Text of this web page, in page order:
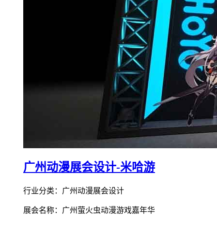
广州动漫展会设计-米哈游
行业分类：广州动漫展会设计
展会名称：广州萤火虫动漫游戏嘉年华